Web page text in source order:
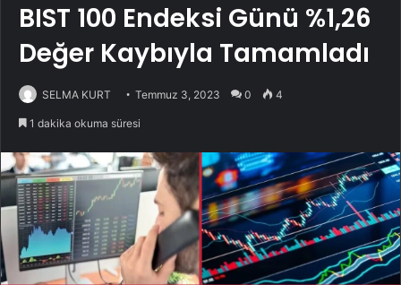
BIST 100 Endeksi Günü %1,26
Değer Kaybıyla Tamamladı
SELMA KURT Temmuz 3, 2023 0 4
1 dakika okuma süresi